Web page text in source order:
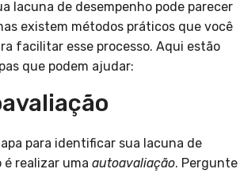
lacuna de desempenho pode parecer
existem métodos práticos que você
facilitar esse processo. Aqui estão
que podem ajudar:
para identificar sua lacuna de
é realizar uma autoavaliação. Pergunte